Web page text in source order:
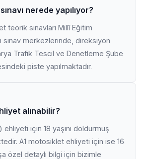
nerede yapılıyor?
teorik sınavları Millî Eğitim
sınav merkezlerinde, direksiyon
Trafik Tescil ve Denetleme Şube
piste yapılmaktadır.
alınabilir?
ehliyeti için 18 yaşını doldurmuş
A1 motosiklet ehliyeti için ise 16
özel detaylı bilgi için bizimle